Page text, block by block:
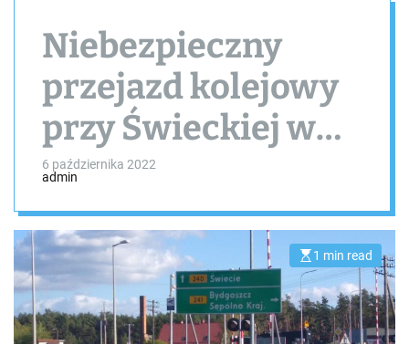
Niebezpieczny
przejazd kolejowy
przy Świeckiej w
Tucholi. Problem
dostrzegł radny
Ireneusz
Wesołowski
6 października 2022
admin
E
t
m
a
t
1 min read